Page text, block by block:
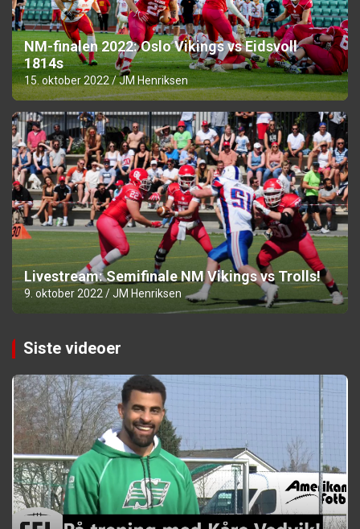
NM-finalen 2022: Oslo Vikings vs Eidsvoll
1814s
15. oktober 2022 JM Henriksen
Livestream: Semifinale NM Vikings vs Trolls!
9. oktober 2022 JM Henriksen
Siste videoer